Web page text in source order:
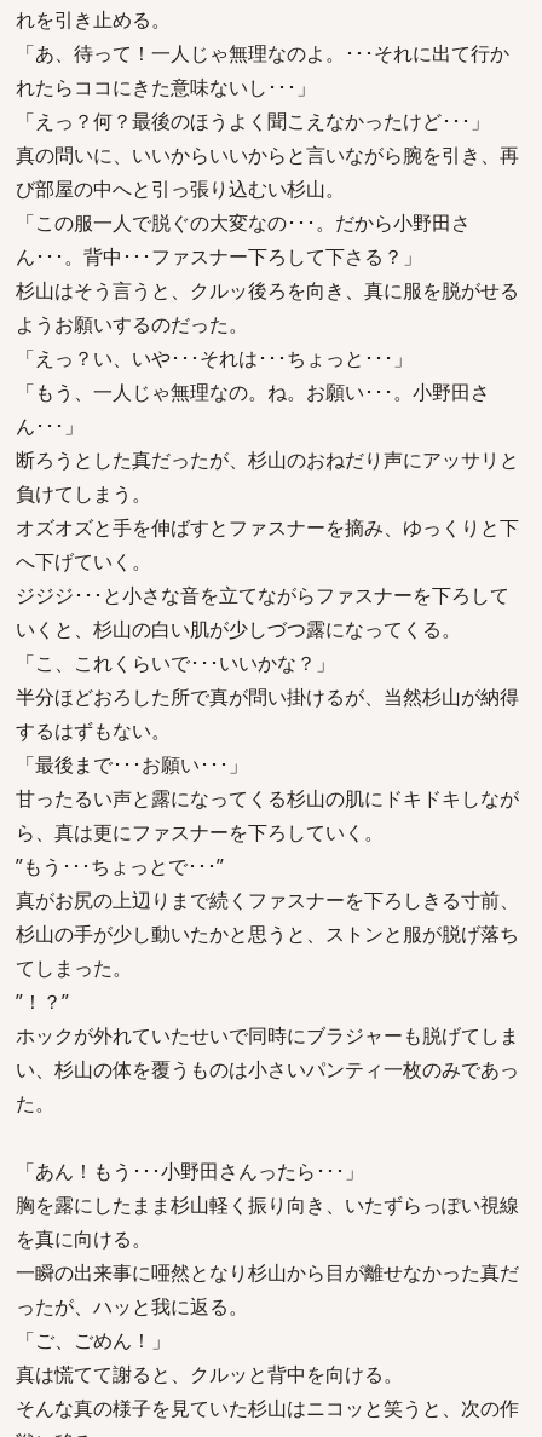
れを引き止める。
「あ、待って！一人じゃ無理なのよ。･･･それに出て行か
れたらココにきた意味ないし･･･」
「えっ？何？最後のほうよく聞こえなかったけど･･･」
真の問いに、いいからいいからと言いながら腕を引き、再
び部屋の中へと引っ張り込むい杉山。
「この服一人で脱ぐの大変なの･･･。だから小野田さ
ん･･･。背中･･･ファスナー下ろして下さる？」
杉山はそう言うと、クルッ後ろを向き、真に服を脱がせる
ようお願いするのだった。
「えっ？い、いや･･･それは･･･ちょっと･･･」
「もう、一人じゃ無理なの。ね。お願い･･･。小野田さ
ん･･･」
断ろうとした真だったが、杉山のおねだり声にアッサリと
負けてしまう。
オズオズと手を伸ばすとファスナーを摘み、ゆっくりと下
へ下げていく。
ジジジ･･･と小さな音を立てながらファスナーを下ろして
いくと、杉山の白い肌が少しづつ露になってくる。
「こ、これくらいで･･･いいかな？」
半分ほどおろした所で真が問い掛けるが、当然杉山が納得
するはずもない。
「最後まで･･･お願い･･･」
甘ったるい声と露になってくる杉山の肌にドキドキしなが
ら、真は更にファスナーを下ろしていく。
”もう･･･ちょっとで･･･”
真がお尻の上辺りまで続くファスナーを下ろしきる寸前、
杉山の手が少し動いたかと思うと、ストンと服が脱げ落ち
てしまった。
”！？”
ホックが外れていたせいで同時にブラジャーも脱げてしま
い、杉山の体を覆うものは小さいパンティ一枚のみであっ
た。
「あん！もう･･･小野田さんったら･･･」
胸を露にしたまま杉山軽く振り向き、いたずらっぽい視線
を真に向ける。
一瞬の出来事に唖然となり杉山から目が離せなかった真だ
ったが、ハッと我に返る。
「ご、ごめん！」
真は慌てて謝ると、クルッと背中を向ける。
そんな真の様子を見ていた杉山はニコッと笑うと、次の作